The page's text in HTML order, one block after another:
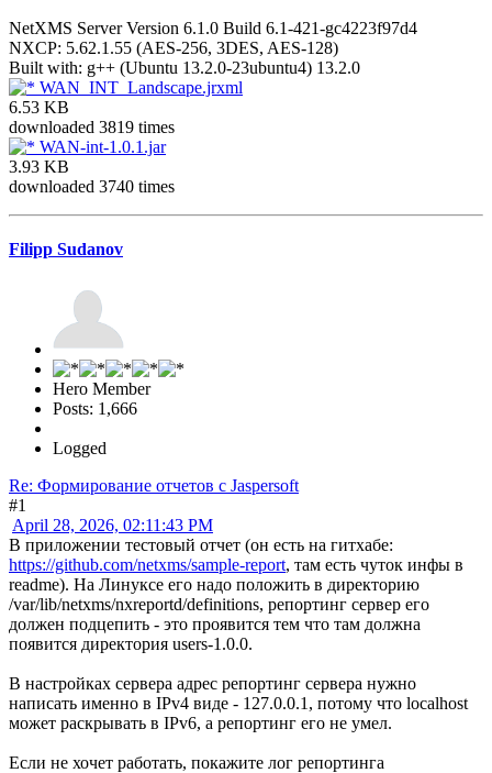
NetXMS Server Version 6.1.0 Build 6.1-421-gc4223f97d4
NXCP: 5.62.1.55 (AES-256, 3DES, AES-128)
Built with: g++ (Ubuntu 13.2.0-23ubuntu4) 13.2.0
WAN_INT_Landscape.jrxml
6.53 KB
downloaded 3819 times
WAN-int-1.0.1.jar
3.93 KB
downloaded 3740 times
Filipp Sudanov
Hero Member
Posts: 1,666
Logged
Re: Формирование отчетов с Jaspersoft
#1
April 28, 2026, 02:11:43 PM
В приложении тестовый отчет (он есть на гитхабе:
https://github.com/netxms/sample-report, там есть чуток инфы в
readme). На Линуксе его надо положить в директорию
/var/lib/netxms/nxreportd/definitions, репортинг сервер его
должен подцепить - это проявится тем что там должна
появится директория users-1.0.0.
В настройках сервера адрес репортинг сервера нужно
написать именно в IPv4 виде - 127.0.0.1, потому что localhost
может раскрывать в IPv6, а репортинг его не умел.
Если не хочет работать, покажите лог репортинга